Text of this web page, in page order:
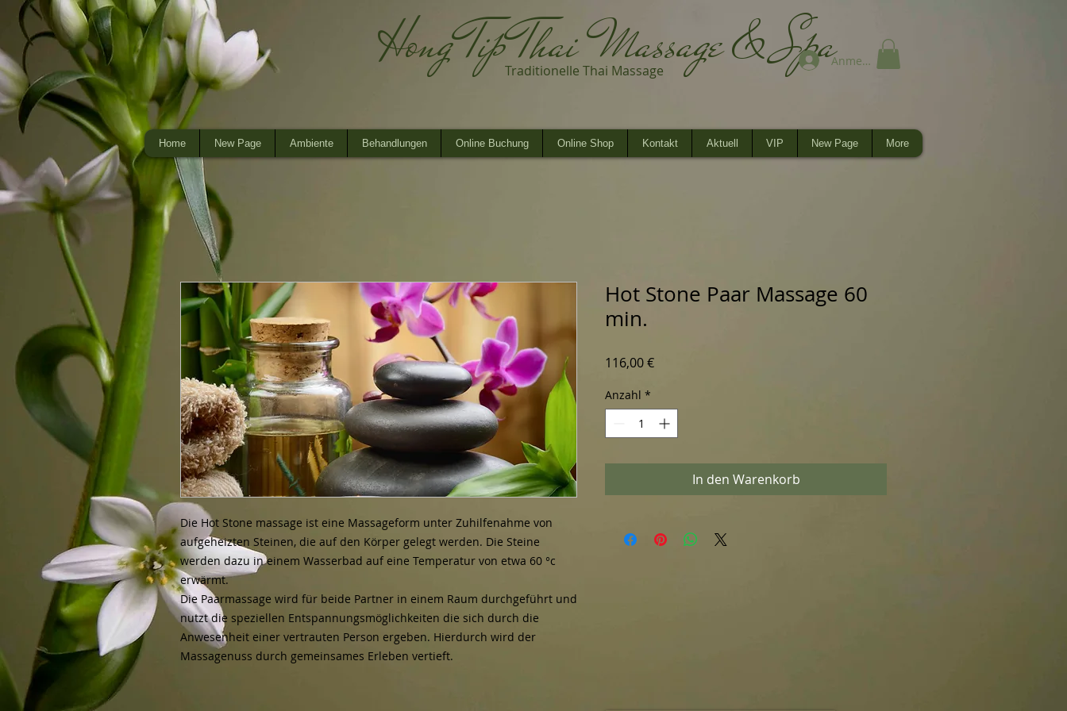
Hong Tip Thai Massage & Spa
Traditionelle Thai Massage
Anmelden
Home New Page Ambiente Behandlungen Online Buchung Online Shop Kontakt Aktuell VIP New Page More
Die Hot Stone massage ist eine Massageform unter Zuhilfenahme von
aufgeheizten Steinen, die auf den Körper gelegt werden. Die Steine
werden dazu in einem Wasserbad auf eine Temperatur von etwa 60 °c
erwärmt.
Die Paarmassage wird für beide Partner in einem Raum durchgeführt und
nutzt die speziellen Entspannungsmöglichkeiten die sich durch die
Anwesenheit einer vertrauten Person ergeben. Hierdurch wird der
Massagenuss durch gemeinsames Erleben vertieft.
Hot Stone Paar Massage 60
min.
116,00 €Preis
Anzahl *
In den Warenkorb